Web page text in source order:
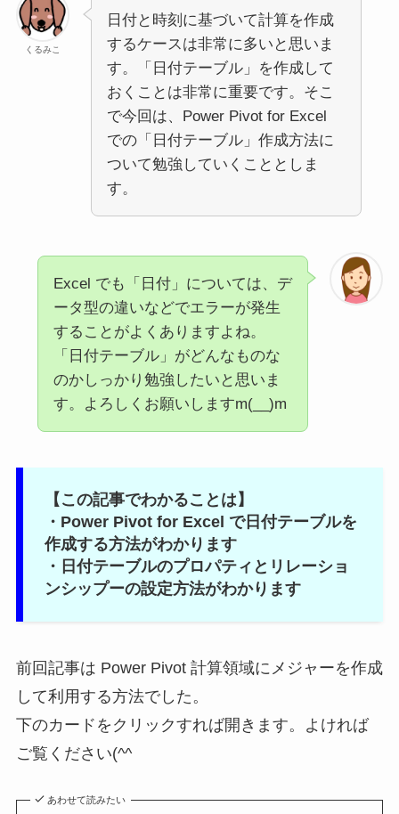
くるみこ
日付と時刻に基づいて計算を作成
するケースは非常に多いと思いま
す。「日付テーブル」を作成して
おくことは非常に重要です。そこ
で今回は、Power Pivot for Excel
での「日付テーブル」作成方法に
ついて勉強していくこととしま
す。
Excel でも「日付」については、デ
ータ型の違いなどでエラーが発生
することがよくありますよね。
「日付テーブル」がどんなものな
のかしっかり勉強したいと思いま
す。よろしくお願いしますm(__)m
【この記事でわかることは】
・Power Pivot for Excel で日付テーブルを
作成する方法がわかります
・日付テーブルのプロパティとリレーショ
ンシップーの設定方法がわかります
前回記事は Power Pivot 計算領域にメジャーを作成
して利用する方法でした。
下のカードをクリックすれば開きます。よければ
ご覧ください(^^ゞ
あわせて読みたい